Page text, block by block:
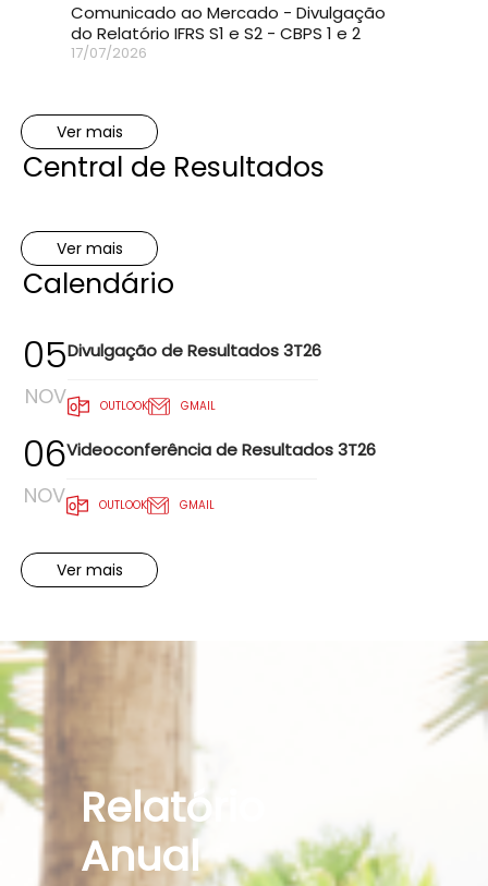
Comunicado ao Mercado - Divulgação
do Relatório IFRS S1 e S2 - CBPS 1 e 2
17/07/2026
Ver mais
Central de Resultados
Ver mais
Calendário
05
NOV
Divulgação de Resultados 3T26
OUTLOOK GMAIL
06
NOV
Videoconferência de Resultados 3T26
OUTLOOK GMAIL
Ver mais
Relatório
Anual